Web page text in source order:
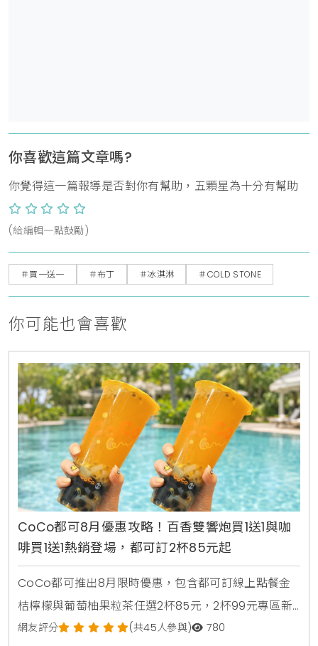
你喜歡這篇文章嗎?
你覺得這一篇報導是否對你有幫助，五顆星為十分有幫助
(給編輯一點鼓勵)
＃買一送一 ＃布丁 ＃冰淇淋 ＃COLD STONE
你可能也會喜歡
CoCo都可8月優惠攻略！百香雙響炮買1送1與咖
啡買1送1熱銷登場，都可訂2杯85元起
CoCo都可推出8月限時優惠，包含都可訂線上點餐金
桔檸檬與葡萄柚果粒茶任選2杯85元，2杯99元專區新
上架粉角檸檬冬瓜，每週一二指定咖啡買1送1，8月5日
網友評分 (共45人參與) 780